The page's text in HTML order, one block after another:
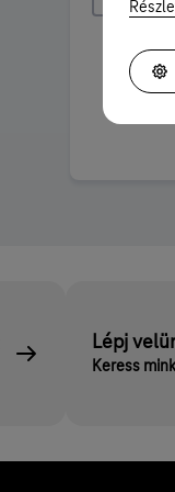
Lépj
Keress